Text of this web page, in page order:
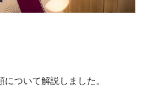
ついて解説しました。